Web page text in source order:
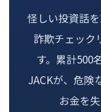
怪しい投資話
詐欺チェック
す。累計500
JACKが、危険
お金を